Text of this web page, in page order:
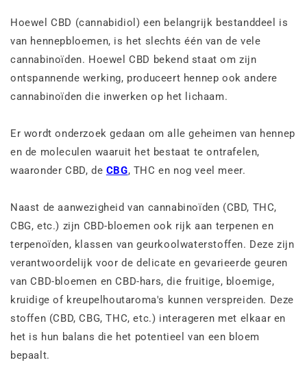
Hoewel CBD (cannabidiol) een belangrijk bestanddeel is
van hennepbloemen, is het slechts één van de vele
cannabinoïden. Hoewel CBD bekend staat om zijn
ontspannende werking, produceert hennep ook andere
cannabinoïden die inwerken op het lichaam.
Er wordt onderzoek gedaan om alle geheimen van hennep
en de moleculen waaruit het bestaat te ontrafelen,
waaronder CBD, de CBG, THC en nog veel meer.
Naast de aanwezigheid van cannabinoïden (CBD, THC,
CBG, etc.) zijn CBD-bloemen ook rijk aan terpenen en
terpenoïden, klassen van geurkoolwaterstoffen. Deze zijn
verantwoordelijk voor de delicate en gevarieerde geuren
van CBD-bloemen en CBD-hars, die fruitige, bloemige,
kruidige of kreupelhoutaroma's kunnen verspreiden. Deze
stoffen (CBD, CBG, THC, etc.) interageren met elkaar en
het is hun balans die het potentieel van een bloem
bepaalt.